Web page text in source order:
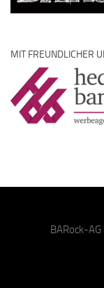
MIT FREUNDLICHER
BARock-